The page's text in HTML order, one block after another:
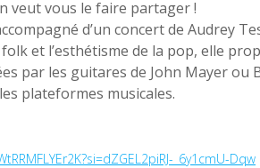
veut vous le faire partager !
d’un concert de Audrey
et l’esthétisme de la pop, elle
par les guitares de John Mayer ou
plateformes musicales.
_6y1cmU-Dqw